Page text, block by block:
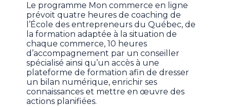
Le programme Mon commerce en ligne
prévoit quatre heures de coaching de
l’École des entrepreneurs du Québec, de
la formation adaptée à la situation de
chaque commerce, 10 heures
d’accompagnement par un conseiller
spécialisé ainsi qu’un accès à une
plateforme de formation afin de dresser
un bilan numérique, enrichir ses
connaissances et mettre en œuvre des
actions planifiées.